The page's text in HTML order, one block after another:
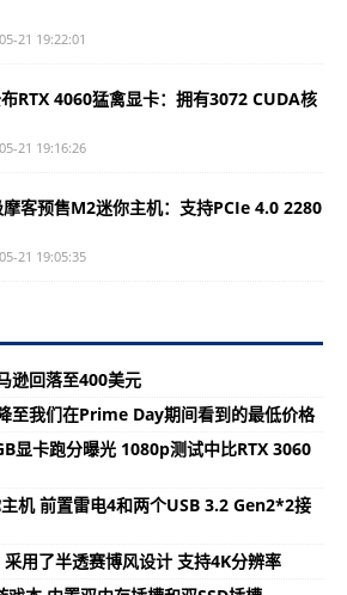
21 19:22:01
RTX 4060猛禽显卡：拥有3072 CUDA核
21 19:16:26
客预售M2迷你主机：支持PCIe 4.0 2280
21 19:05:35
逊回落至400美元
我们在Prime Day期间看到的最低价格
显卡跑分曝光 1080p测试中比RTX 3060
机 前置雷电4和两个USB 3.2 Gen2*2接
用了半透赛博风设计 支持4K分辨率